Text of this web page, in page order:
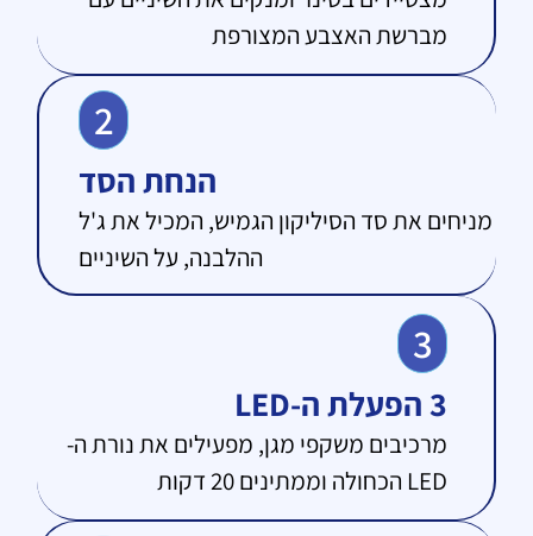
מברשת האצבע המצורפת
2
הנחת הסד
מניחים את סד הסיליקון הגמיש, המכיל את ג'ל
ההלבנה, על השיניים
3
3 הפעלת ה-LED
מרכיבים משקפי מגן, מפעילים את נורת ה-
LED הכחולה וממתינים 20 דקות